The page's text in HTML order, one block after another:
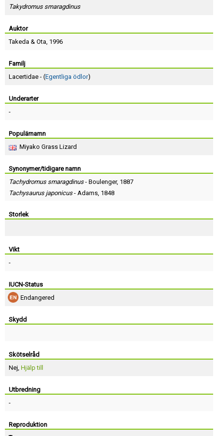
Takydromus smaragdinus
Auktor
Takeda & Ota, 1996
Familj
Lacertidae - (Egentliga ödlor)
Underarter
-
Populärnamn
Miyako Grass Lizard
Synonymer/tidigare namn
Tachydromus smaragdinus- Boulenger, 1887
Tachysaurus japonicus- Adams, 1848
Storlek
Vikt
-
IUCN-Status
Endangered
Skydd
Skötselråd
Nej, Hjälp till
Utbredning
-
Reproduktion